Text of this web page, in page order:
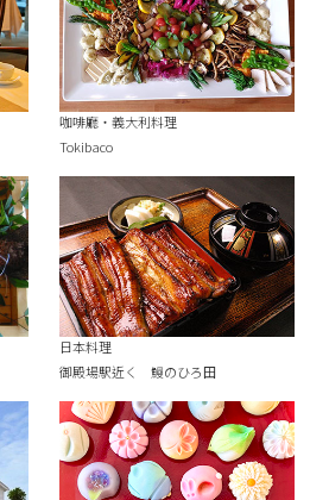
咖啡廳・義大利料理
Tokibaco
日本料理
御殿場駅近く 鰻のひろ田